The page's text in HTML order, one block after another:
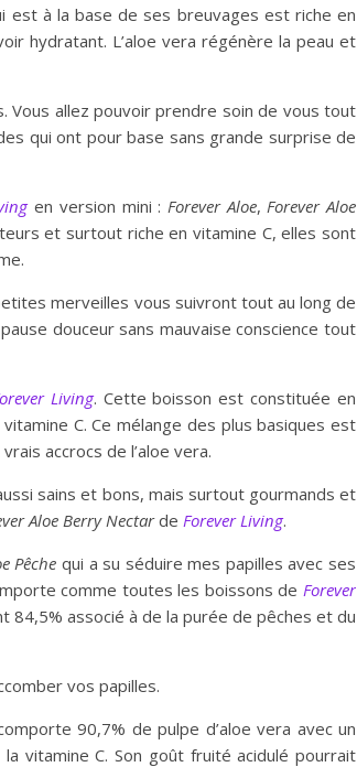
est à la base de ses breuvages est riche en
hydratant. L’aloe vera régénère la peau et
allez pouvoir prendre soin de vous tout
qui ont pour base sans grande surprise de
en version mini : Forever Aloe, Forever Aloe
et surtout riche en vitamine C, elles sont
merveilles vous suivront tout au long de
douceur sans mauvaise conscience tout
Living. Cette boisson est constituée en
C. Ce mélange des plus basiques est
accrocs de l’aloe vera.
sains et bons, mais surtout gourmands et
Aloe Berry Nectarde Forever Living.
Pêche qui a su séduire mes papilles avec ses
comme toutes les boissons de Forever
84,5% associé à de la purée de pêches et du
vos papilles.
90,7% de pulpe d’aloe vera avec un
vitamine C. Son goût fruité acidulé pourrait